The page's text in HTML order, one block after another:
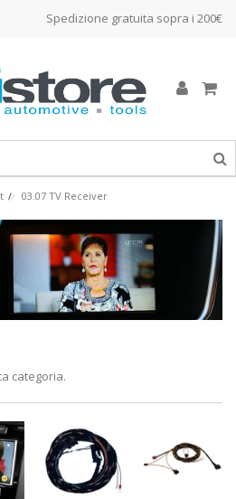
Spedizione gratuita sopra i 200€
03.07 TV Receiver
categoria.